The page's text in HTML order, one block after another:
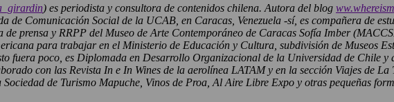
) es periodista y consultora de contenidos chilena. Autora del blog
de Comunicación Social de la UCAB, en Caracas, Venezuela -sí, es compañera de
prensa y RRPP del Museo de Arte Contemporáneo de Caracas Sofía Imber
para trabajar en el Ministerio de Educación y Cultura, subdivisión de Museos
fuera poco, es Diplomada en Desarrollo Organizacional de la Universidad de Chile y
con las Revista In e In Wines de la aerolínea LATAM y en la sección Viajes de La
de Turismo Mapuche, Vinos de Proa, Al Aire Libre Expo y otras pequeñas